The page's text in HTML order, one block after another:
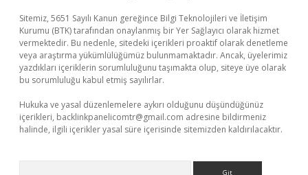
Sitemiz, 5651 Sayılı Kanun gereğince Bilgi Teknolojileri ve İletişim
Kurumu (BTK) tarafından onaylanmış bir Yer Sağlayıcı olarak hizmet
vermektedir. Bu nedenle, sitedeki içerikleri proaktif olarak denetleme
veya araştırma yükümlülüğümüz bulunmamaktadır. Ancak, üyelerimiz
yazdıkları içeriklerin sorumluluğunu taşımakta olup, siteye üye olarak
bu sorumluluğu kabul etmiş sayılırlar.
Hukuka ve yasal düzenlemelere aykırı olduğunu düşündüğünüz
içerikleri, backlinkpanelicomtr@gmail.com adresine bildirmeniz
halinde, ilgili içerikler yasal süre içerisinde sitemizden kaldırılacaktır.